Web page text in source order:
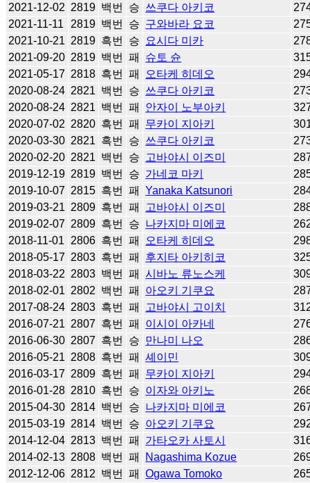
2021-12-02 2819 백번 승 쓰쿠다 아키코
2021-11-11
2819 백번 승 구와바라 요코
2021-10-21 2819 흑번 승 요시다 미카
2021-09-20 2819 백번 패 슈토 슌
2021-05-17 2818 흑번 패 오타케 히데오
2020-08-24 2821 백번 승 쓰쿠다 아키코
2020-08-24 2821 백번 패 안자이 노부아키
2020-07-02 2820 흑번 패 무카이 지아키
2020-03-30 2821 흑번 승 쓰쿠다 아키코
2020-02-20 2821 백번 승 고바야시 이즈미
2019-12-19 2819 백번 승 가네코 마키
2019-10-07 2815 흑번 패 Yanaka Katsunori
2019-03-21 2809 흑번 패 고바야시 이즈미
2019-02-07 2809 흑번 승 나카지마 미에코
2018-11-01
2806 흑번 패 오타케 히데오
2018-05-17 2803 흑번 패 후지타 아키히코
2018-03-22 2803 백번 패 시바노 류노스케
2018-02-01 2802 백번 패 아오키 기쿠요
2017-08-24 2803 흑번 패 고바야시 고이치
2016-07-21 2807 흑번 패 이시이 아카네
2016-06-30 2807 흑번 승 만나미 나오
2016-05-21 2808 흑번 패 셰이민
2016-03-17 2809 흑번 패 무카이 지아키
2016-01-28 2810 흑번 승 이자와 아키노
2015-04-30 2814 백번 승 나카지마 미에코
2015-03-19 2814 백번 승 아오키 기쿠요
2014-12-04 2813 백번 패 가타오카 사토시
2014-02-13 2808 백번 패 Nagashima Kozue
2012-12-06 2812 백번 패 Ogawa Tomoko